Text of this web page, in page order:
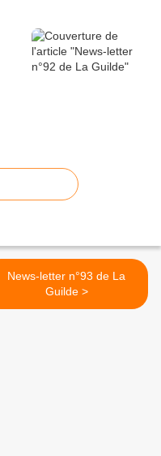
News-letter n°93 de La
Guilde >